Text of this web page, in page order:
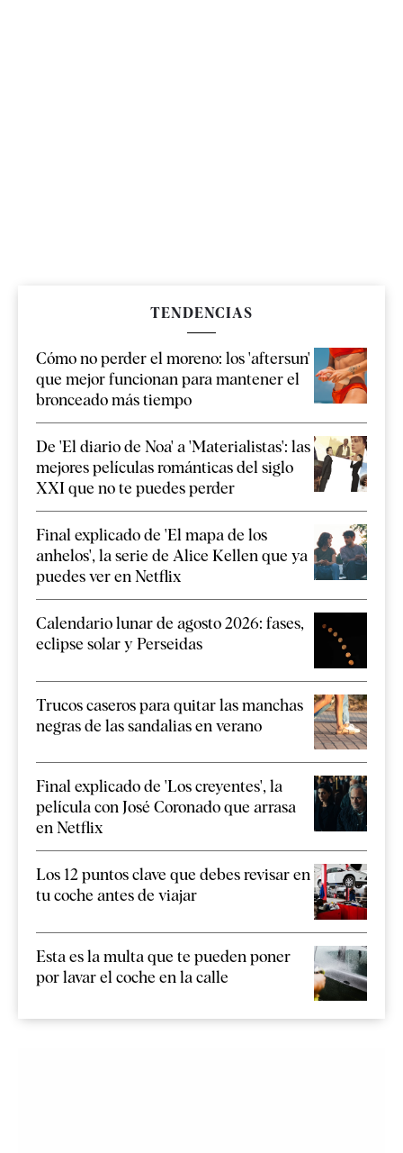
TENDENCIAS
Cómo no perder el moreno: los 'aftersun'
que mejor funcionan para mantener el
bronceado más tiempo
De 'El diario de Noa' a 'Materialistas': las
mejores películas románticas del siglo
XXI que no te puedes perder
Final explicado de 'El mapa de los
anhelos', la serie de Alice Kellen que ya
puedes ver en Netflix
Calendario lunar de agosto 2026: fases,
eclipse solar y Perseidas
Trucos caseros para quitar las manchas
negras de las sandalias en verano
Final explicado de 'Los creyentes', la
película con José Coronado que arrasa
en Netflix
Los 12 puntos clave que debes revisar en
tu coche antes de viajar
Esta es la multa que te pueden poner
por lavar el coche en la calle